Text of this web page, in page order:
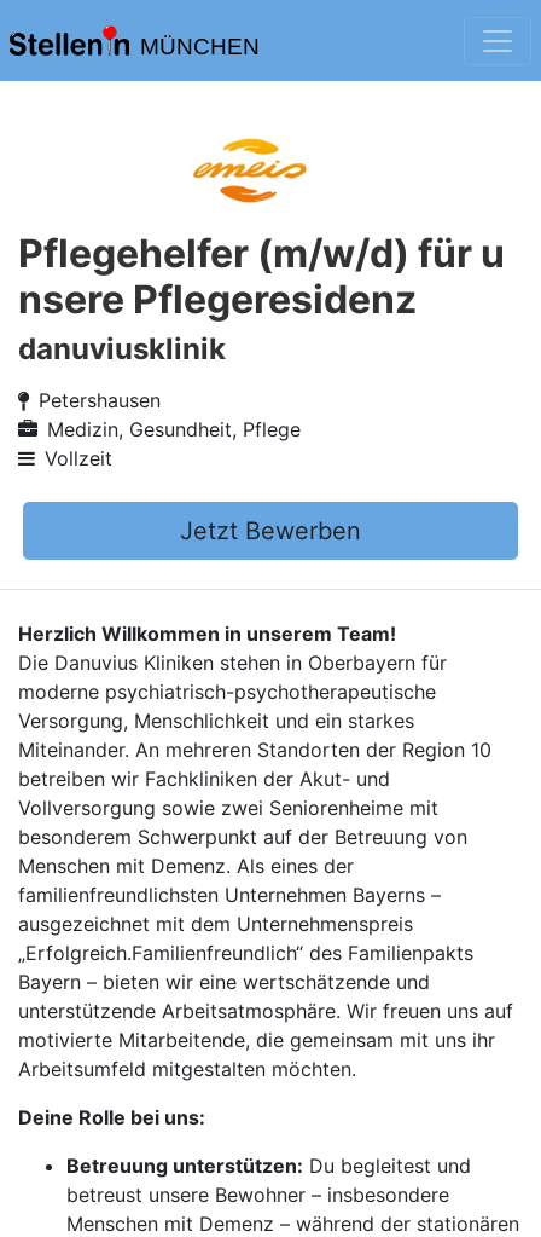
MÜNCHEN
Pflegehelfer (m/w/d) für u
nsere Pflegeresidenz
danuviusklinik
Petershausen
Medizin, Gesundheit, Pflege
Vollzeit
Jetzt Bewerben
Herzlich Willkommen in unserem Team!
Die Danuvius Kliniken stehen in Oberbayern für
moderne psychiatrisch-psychotherapeutische
Versorgung, Menschlichkeit und ein starkes
Miteinander. An mehreren Standorten der Region 10
betreiben wir Fachkliniken der Akut- und
Vollversorgung sowie zwei Seniorenheime mit
besonderem Schwerpunkt auf der Betreuung von
Menschen mit Demenz. Als eines der
familienfreundlichsten Unternehmen Bayerns –
ausgezeichnet mit dem Unternehmenspreis
„Erfolgreich.Familienfreundlich“ des Familienpakts
Bayern – bieten wir eine wertschätzende und
unterstützende Arbeitsatmosphäre. Wir freuen uns auf
motivierte Mitarbeitende, die gemeinsam mit uns ihr
Arbeitsumfeld mitgestalten möchten.
Deine Rolle bei uns:
Betreuung unterstützen: Du begleitest und
betreust unsere Bewohner – insbesondere
Menschen mit Demenz – während der stationären